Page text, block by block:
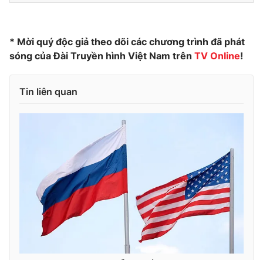
Video Shorts video
VTV Money
Thị trường 24h
Vươn mình bằng AI
VTV8
Liên hệ tòa soạn English
* Mời quý độc giả theo dõi các chương trình đã phát
sóng của Đài Truyền hình Việt Nam trên TV Online!
Tin liên quan